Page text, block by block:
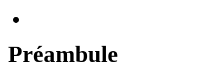
Préambule